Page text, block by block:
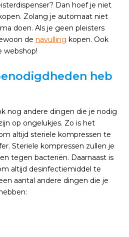
Dan hoef je niet
Zolang je automaat niet
doen. Als je geen pleisters
de navulling kopen. Ook
webshop!
heb
nog andere dingen die je nodig
op ongelukjes. Zo is het
altijd steriele kompressen te
Steriele kompressen zullen je
tegen bacteriën. Daarnaast is
altijd desinfectiemiddel te
aantal andere dingen die je